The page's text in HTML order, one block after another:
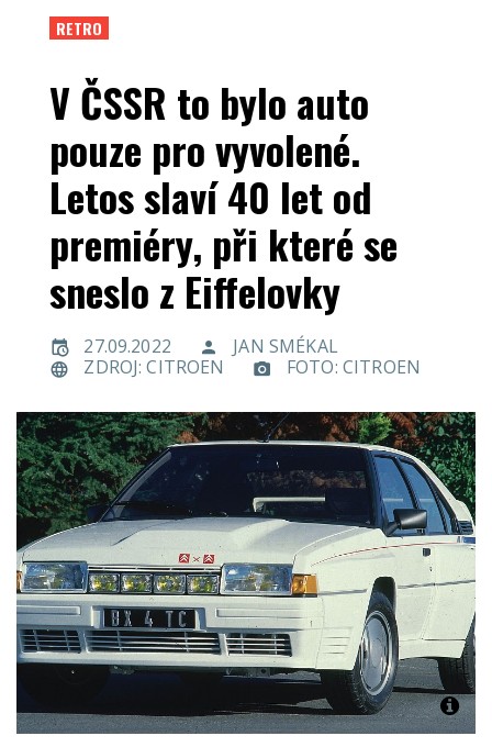
RETRO
V ČSSR to bylo auto
pouze pro vyvolené.
Letos slaví 40 let od
premiéry, při které se
sneslo z Eiffelovky
27.09.2022
JAN SMÉKAL
ZDROJ: CITROEN
FOTO: CITROEN